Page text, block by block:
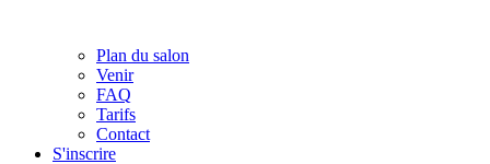
Plan du salon
Venir
FAQ
Tarifs
Contact
S'inscrire